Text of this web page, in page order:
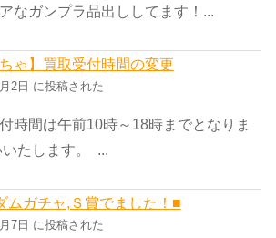
なガンプラ品出ししてます！...
ちゃ】買取受付時間の変更
2日 に投稿された
時間は午前10時～18時までとなりま
たします。 ...
ムガチャ,Ｓ賞でました！■
7日 に投稿された